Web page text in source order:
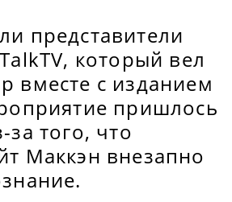
представители
который вел
вместе с изданием
пришлось
за того, что
Маккэн внезапно